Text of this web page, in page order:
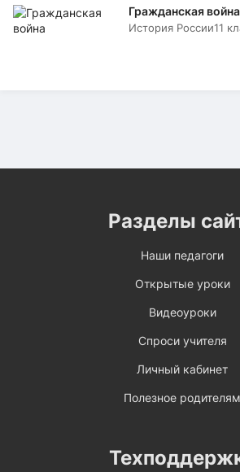
Гражданская война
История России11
Разделы
Наши педагоги
Открытые уроки
Видеоуроки
Спроси учителя
Личный кабинет
Полезное родителям